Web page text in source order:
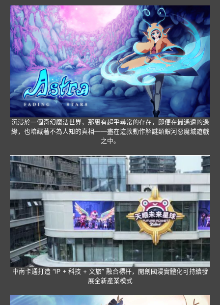
沉浸於一個奇幻魔法世界，那裏有超乎尋常的存在，即便在最遙遠的邊
緣，也暗藏著不為人知的真相——盡在這款動作解謎類銀河惡魔城遊戲
之中。
中南卡通打造 “IP + 科技 + 文旅” 融合標杆，開創國漫實體化可持續發
展全新產業模式